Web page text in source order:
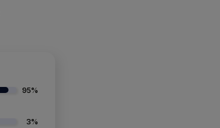
95%
3%